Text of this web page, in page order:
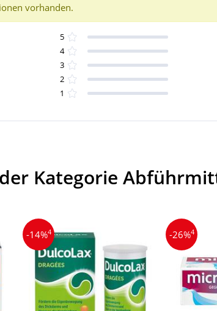
vorhanden.
5
4
3
2
1
Kategorie
-14%4 -26%4